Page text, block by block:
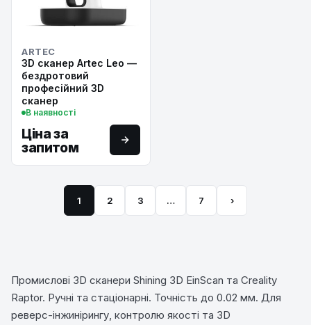
ARTEC
3D сканер Artec Leo —
бездротовий
професійний 3D
сканер
В наявності
Ціна за
запитом
1 2 3 … 7 ›
Промислові 3D сканери Shining 3D EinScan та Creality
Raptor. Ручні та стаціонарні. Точність до 0.02 мм. Для
реверс-інжинірингу, контролю якості та 3D